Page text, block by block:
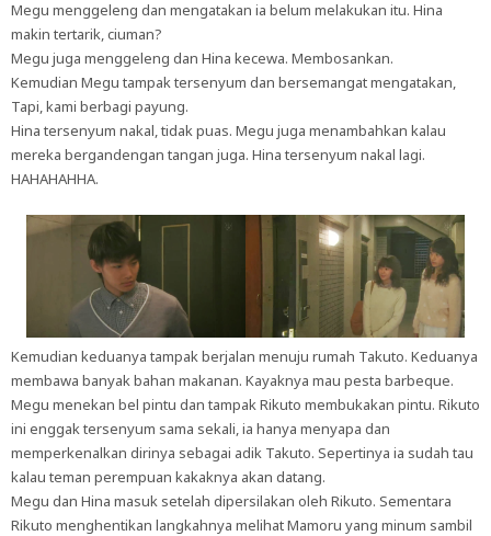
Megu menggeleng dan mengatakan ia belum melakukan itu. Hina
makin tertarik, ciuman?
Megu juga menggeleng dan Hina kecewa. Membosankan.
Kemudian Megu tampak tersenyum dan bersemangat mengatakan,
Tapi, kami berbagi payung.
Hina tersenyum nakal, tidak puas. Megu juga menambahkan kalau
mereka bergandengan tangan juga. Hina tersenyum nakal lagi.
HAHAHAHHA.
Kemudian keduanya tampak berjalan menuju rumah Takuto. Keduanya
membawa banyak bahan makanan. Kayaknya mau pesta barbeque.
Megu menekan bel pintu dan tampak Rikuto membukakan pintu. Rikuto
ini enggak tersenyum sama sekali, ia hanya menyapa dan
memperkenalkan dirinya sebagai adik Takuto. Sepertinya ia sudah tau
kalau teman perempuan kakaknya akan datang.
Megu dan Hina masuk setelah dipersilakan oleh Rikuto. Sementara
Rikuto menghentikan langkahnya melihat Mamoru yang minum sambil